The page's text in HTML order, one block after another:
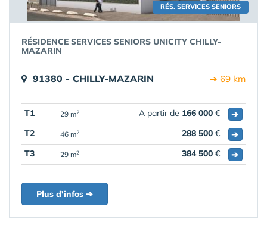
RÉS. SERVICES SENIORS
RÉSIDENCE SERVICES SENIORS UNICITY CHILLY-
MAZARIN
91380 - CHILLY-MAZARIN ➔ 69 km
T1 29 m2 A partir de 166 000 €
➔
T2
46 m2 288 500 €
➔
T3
29 m2 384 500 € ➔
Plus d'infos ➔